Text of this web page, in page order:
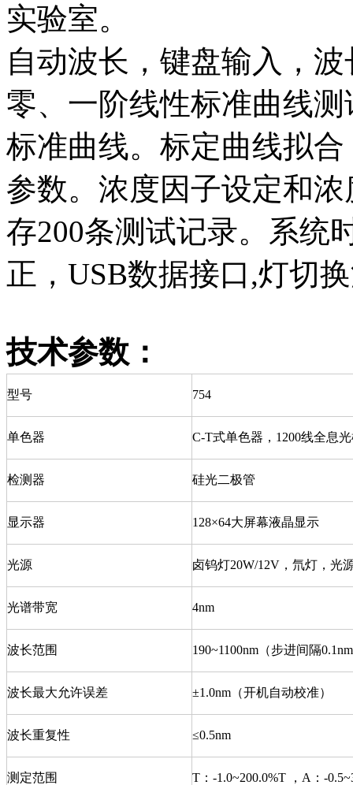
实验室。
自动波长，键盘输入，
零、一阶线性标准曲线
标准曲线。标定曲线拟
参数。浓度因子设定和
存200条测试记录。系统
正，USB数据接口,灯切
技术参数：
型号 754
单色器 C-T式单色器，1200线全息
检测器 硅光二极管
显示器 128×64大屏幕液晶显示
光源 卤钨灯20W/12V，氘灯，光
光谱带宽 4nm
波长范围 190~1100nm（步进间隔
波长最大允许误差 ±1.0nm（开机自动校准）
波长重复性 ≤0.5nm
测定范围 T：-1.0~200.0%T ，A：-